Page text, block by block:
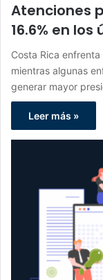
Atenciones
16.6% en
Costa Rica
mientras algunas
generar mayor
Leer más »